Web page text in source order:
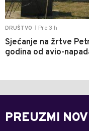
DRUŠTVO Pre 3 h
Sjećanje na žrtve
godina od avio-
PREUZMI